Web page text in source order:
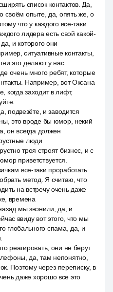
список контактов. Да,
своём опыте, да, опять же, о
что у каждого все-таки
лидера есть свой какой-
и которого они
ситуативные контакты,
это делают у нас
очень много ребят, которые
Например, вот Оксана
когда заходит в лифт,
подвезёте, и заводится
это вроде бы юмор, некий
он всегда должен
люди
троя строят бизнес, и с
приветствуется.
все-таки проработать
метод. Я считаю, что
на встречу очень даже
времена
мы звонили, да, и
ввиду вот этого, что мы
глобального спама, да, и
реагировать, они не берут
да, там непонятно,
Поэтому через переписку, в
даже хорошо все это